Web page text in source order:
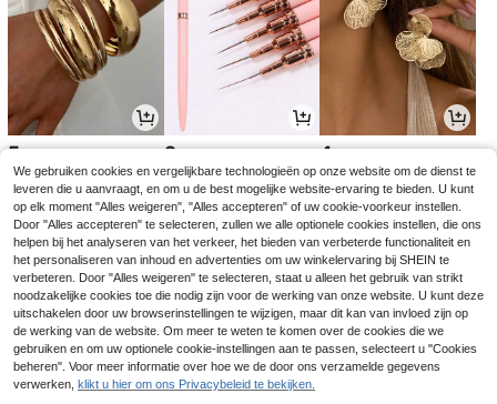
5 3 4
We gebruiken cookies en vergelijkbare technologieën op onze website om de dienst te
leveren die u aanvraagt, en om u de best mogelijke website-ervaring te bieden. U kunt
op elk moment "Alles weigeren", "Alles accepteren" of uw cookie-voorkeur instellen.
Door "Alles accepteren" te selecteren, zullen we alle optionele cookies instellen, die ons
helpen bij het analyseren van het verkeer, het bieden van verbeterde functionaliteit en
het personaliseren van inhoud en advertenties om uw winkelervaring bij SHEIN te
verbeteren. Door "Alles weigeren" te selecteren, staat u alleen het gebruik van strikt
noodzakelijke cookies toe die nodig zijn voor de werking van onze website. U kunt deze
uitschakelen door uw browserinstellingen te wijzigen, maar dit kan van invloed zijn op
de werking van de website. Om meer te weten te komen over de cookies die we
gebruiken en om uw optionele cookie-instellingen aan te passen, selecteert u "Cookies
beheren". Voor meer informatie over hoe we de door ons verzamelde gegevens
verwerken, klikt u hier om ons Privacybeleid te bekijken.